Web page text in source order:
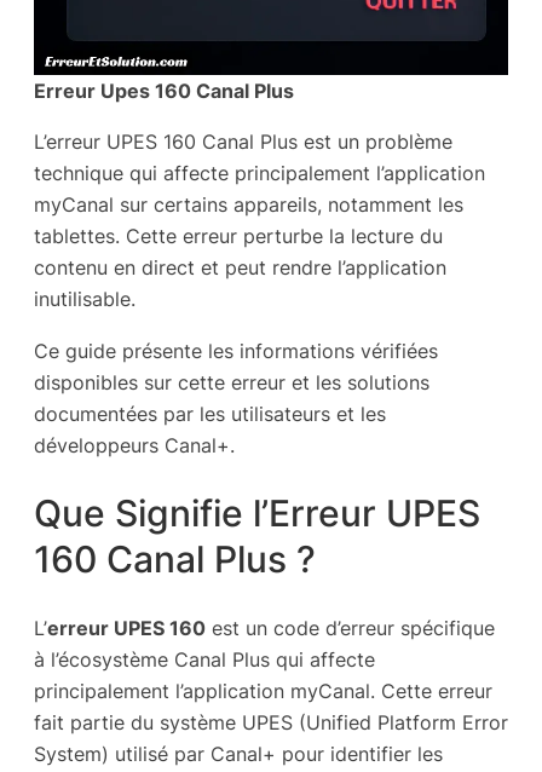
Erreur Upes 160 Canal Plus
L’erreur UPES 160 Canal Plus est un problème
technique qui affecte principalement l’application
myCanal sur certains appareils, notamment les
tablettes. Cette erreur perturbe la lecture du
contenu en direct et peut rendre l’application
inutilisable.
Ce guide présente les informations vérifiées
disponibles sur cette erreur et les solutions
documentées par les utilisateurs et les
développeurs Canal+.
Que Signifie l’Erreur UPES
160 Canal Plus ?
L’erreur UPES 160 est un code d’erreur spécifique
à l’écosystème Canal Plus qui affecte
principalement l’application myCanal. Cette erreur
fait partie du système UPES (Unified Platform Error
System) utilisé par Canal+ pour identifier les